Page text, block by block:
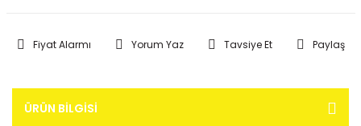
Fiyat Alarmı Yorum Yaz Tavsiye Et Paylaş
ÜRÜN BILGISI